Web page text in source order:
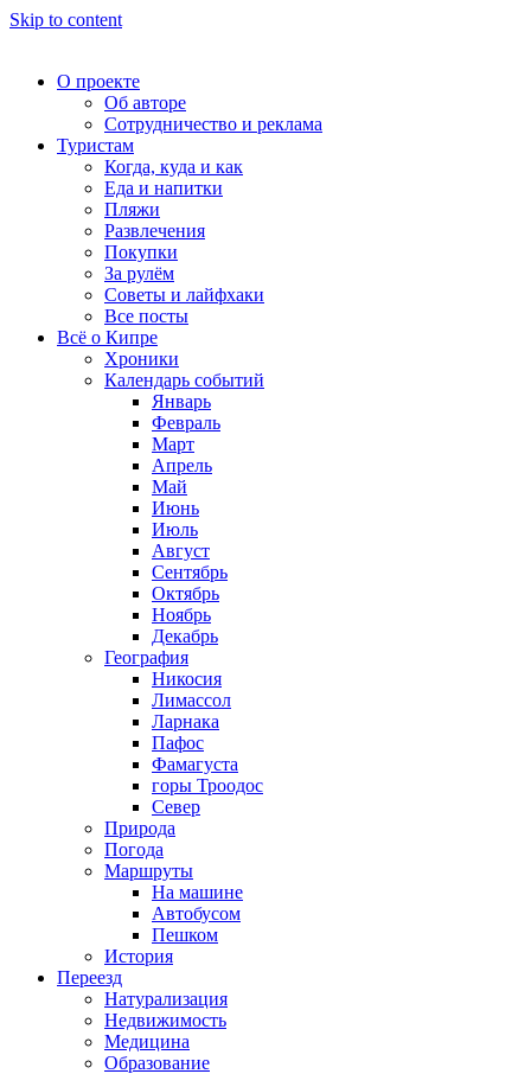
Skip to content
О проекте
Об авторе
Сотрудничество и реклама
Туристам
Когда, куда и как
Еда и напитки
Пляжи
Развлечения
Покупки
За рулём
Советы и лайфхаки
Все посты
Всё о Кипре
Хроники
Календарь событий
Январь
Февраль
Март
Апрель
Май
Июнь
Июль
Август
Сентябрь
Октябрь
Ноябрь
Декабрь
География
Никосия
Лимассол
Ларнака
Пафос
Фамагуста
горы Троодос
Север
Природа
Погода
Маршруты
На машине
Автобусом
Пешком
История
Переезд
Натурализация
Недвижимость
Медицина
Образование